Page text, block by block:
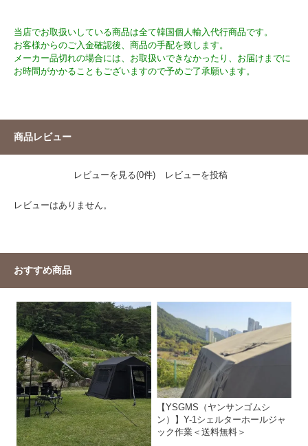
当店でお取扱いしている商品は全て韓国個人輸入代行商品です。
お客様からのご入金確認後、商品の手配を致します。
メーカー品切れの場合には、お取扱いできなかったり、お届けまでに
お時間がかかることもございますので予めご了承願います。
商品レビュー
レビューを見る(0件) レビューを投稿
レビューはありません。
おすすめ商品
【YSGMS（ヤンサンゴムシ
ン）】Y-1シェルターホールジャ
ック作業＜送料無料＞